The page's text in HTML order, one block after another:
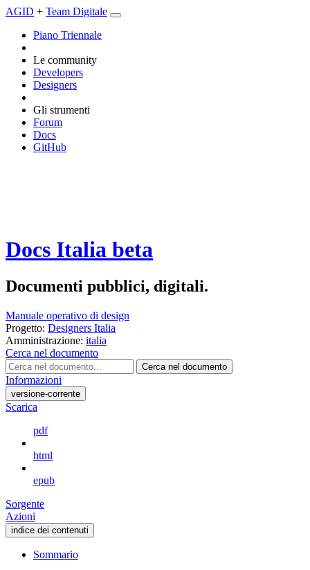
AGID + Team Digitale
Piano Triennale
Le community
Developers
Designers
Gli strumenti
Forum
Docs
GitHub
Docs Italia beta
Documenti pubblici, digitali.
Manuale operativo di design
Progetto: Designers Italia
Amministrazione: italia
Cerca nel documento
Cerca nel documento
Informazioni
versione-corrente
Scarica
pdf
html
epub
Sorgente
Azioni
indice dei contenuti
Sommario